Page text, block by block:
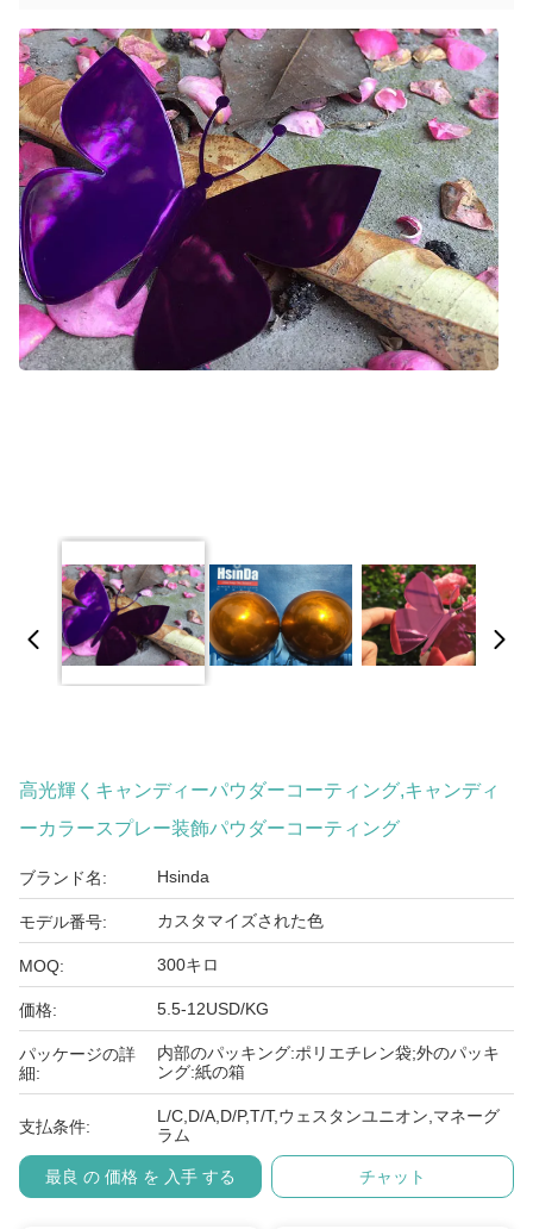
高光輝くキャンディーパウダーコーティング,キャンディ
ーカラースプレー装飾パウダーコーティング
ブランド名: Hsinda
モデル番号: カスタマイズされた色
MOQ: 300キロ
価格: 5.5-12USD/KG
パッケージの詳
細:
内部のパッキング:ポリエチレン袋;外のパッキ
ング:紙の箱
支払条件:
L/C,D/A,D/P,T/T,ウェスタンユニオン,マネーグ
ラム
最良 の 価格 を 入手 する チャット